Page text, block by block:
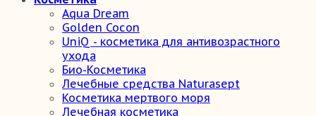
Aqua Dream
Golden Cocon
UniQ - косметика для антивозрастного
ухода
Био-Косметика
Лечебные средства Naturasept
Косметика мертвого моря
Лечебная косметика